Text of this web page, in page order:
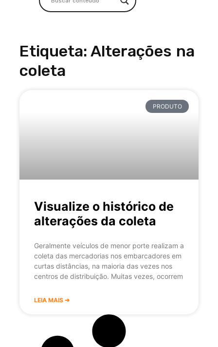
Etiqueta: Alterações na
coleta
PRODUTO
Visualize o histórico de
alterações da coleta
Geralmente veículos de menor porte realizam a
coleta das mercadorias nos embarcadores em
curtas distâncias, na maioria das vezes nos
centros de distribuição. Muitas vezes, ocorrem
LEIA MAIS ➔